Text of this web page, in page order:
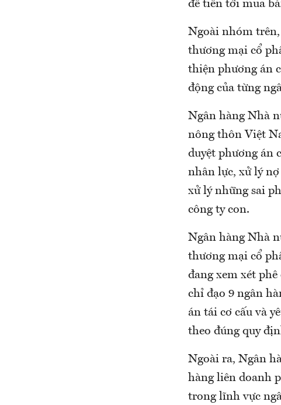
để tiến tới mua
Ngoài nhóm
thương mại cổ
thiện phương án
động của từng
Ngân hàng Nhà
nông thôn Việt
duyệt phương án
nhân lực, xử lý
xử lý những sai
công ty con.
Ngân hàng Nhà
thương mại cổ
đang xem xét
chỉ đạo 9 ngân
án tái cơ cấu và
theo đúng quy
Ngoài ra, Ngân
hàng liên doanh
trong lĩnh vực